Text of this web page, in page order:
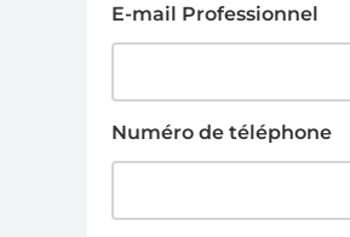
E-mail Professionnel
Numéro de téléphone